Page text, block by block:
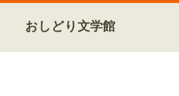
おしどり文学館